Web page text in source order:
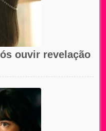
ouvir revelação